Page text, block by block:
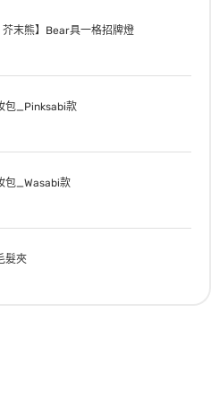
末熊】Bear具一格招牌燈
包_Pinksabi款
包_Wasabi款
髮夾